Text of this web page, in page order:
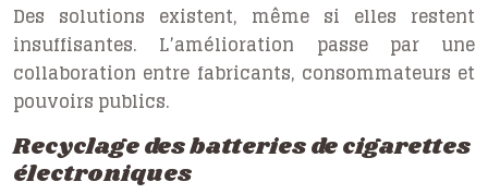
Des solutions existent, même si elles restent
insuffisantes. L’amélioration passe par une
collaboration entre fabricants, consommateurs et
pouvoirs publics.
Recyclage des batteries de cigarettes
électroniques